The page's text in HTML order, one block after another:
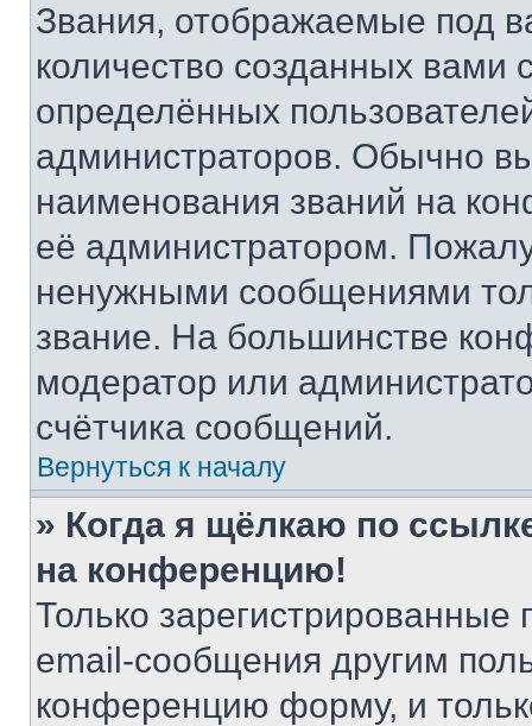
Звания, отображаемые под
количество созданных
определённых
администраторов. Обычно
наименования званий на
её администратором.
ненужными сообщениями
звание. На большинстве
модератор или
счётчика сообщений.
Вернуться к началу
» Когда я щёлкаю по
на конференцию!
Только зарегистрированные
email-сообщения другим
конференцию форму, и